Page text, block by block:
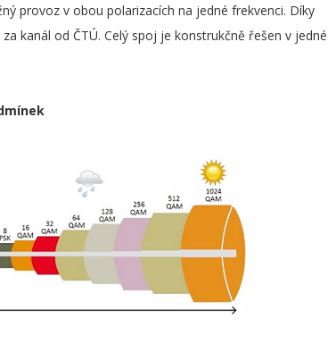
provoz v obou polarizacích na jedné frekvenci. Díky
kanál od ČTÚ. Celý spoj je konstrukčně řešen v jedné